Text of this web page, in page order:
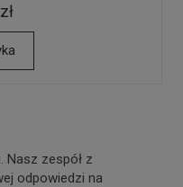
Nasz zespół z
odpowiedzi na